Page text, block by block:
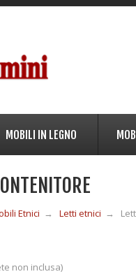
MOBILI IN LEGNO
Etnici → Letti etnici →
non inclusa)